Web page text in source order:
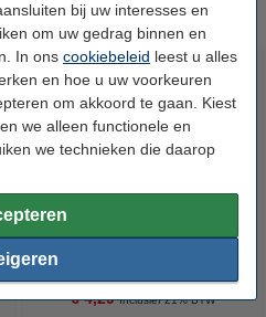
bij uw interesses en
om uw gedrag binnen en
In ons cookiebeleid leest u alles
en hoe u uw voorkeuren
om akkoord te gaan. Kiest
we alleen functionele en
we technieken die daarop
producten
Zwitsal Schuimbad Zeepvrij (400
€ 4,29 Inclusief 21% BTW